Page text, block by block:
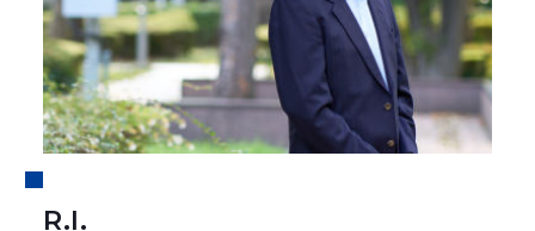
R.I.